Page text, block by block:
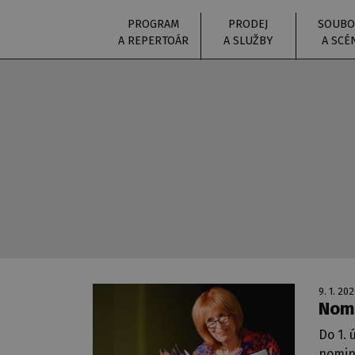
PROGRAM
A REPERTOÁR
PRODEJ
A SLUŽBY
A
9. 1.
Do 1.